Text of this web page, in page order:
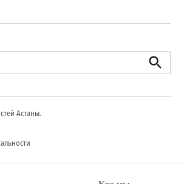
Search
Астаны.